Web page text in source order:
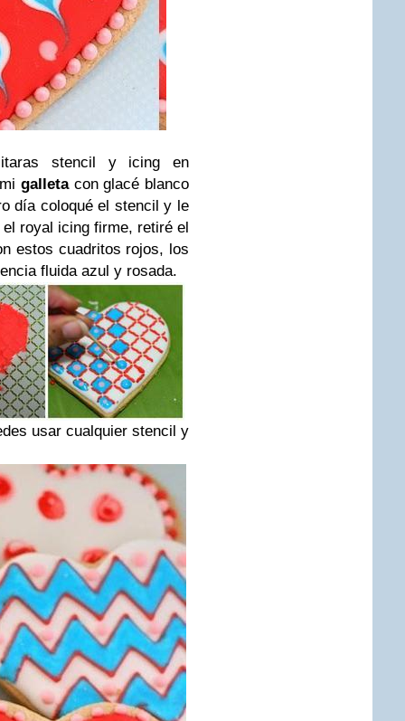
stencil y icing en
galletacon glacé blanco
día coloqué el stencil y le
royal icing firme, retiré el
estos cuadritos rojos, los
fluida azul y rosada.
usar cualquier stencil y